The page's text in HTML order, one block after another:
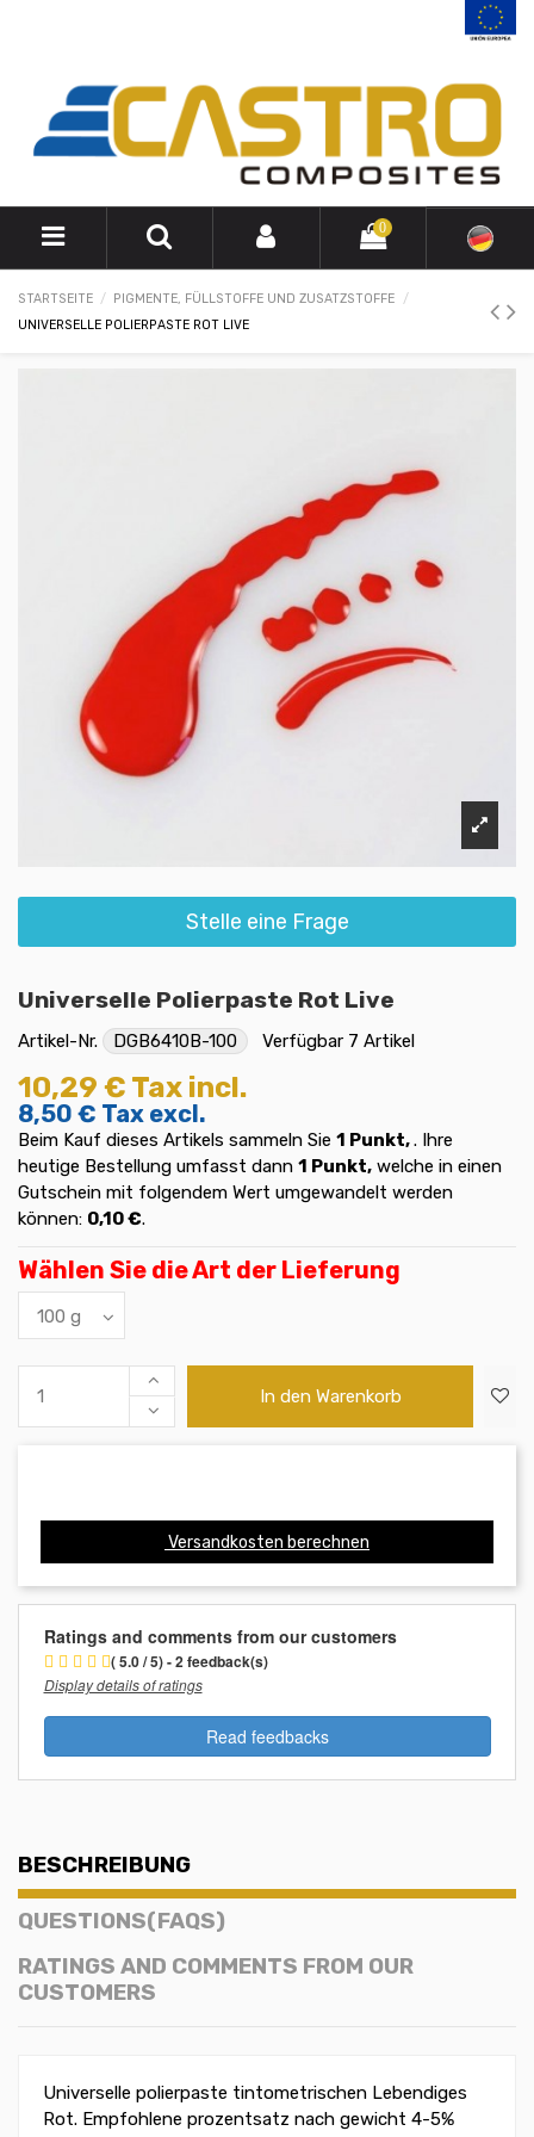
0
STARTSEITE
PIGMENTE, FÜLLSTOFFE UND ZUSATZSTOFFE
UNIVERSELLE POLIERPASTE ROT LIVE
Stelle eine Frage
Universelle Polierpaste Rot Live
Artikel-Nr. DGB6410B-100 Verfügbar 7 Artikel
10,29 € Tax incl.
8,50 € Tax excl.
Beim Kauf dieses Artikels sammeln Sie 1 Punkt,. Ihre
heutige Bestellung umfasst dann 1 Punkt, welche in einen
Gutschein mit folgendem Wert umgewandelt werden
können: 0,10 €.
Wählen Sie die Art der Lieferung
In den Warenkorb
Versandkosten berechnen
Ratings and comments from our customers
( 5.0 / 5) - 2 feedback(s)
Display details of ratings
Read feedbacks
BESCHREIBUNG
QUESTIONS(FAQS)
RATINGS AND COMMENTS FROM OUR
CUSTOMERS
Universelle polierpaste tintometrischen Lebendiges
Rot. Empfohlene prozentsatz nach gewicht 4-5%